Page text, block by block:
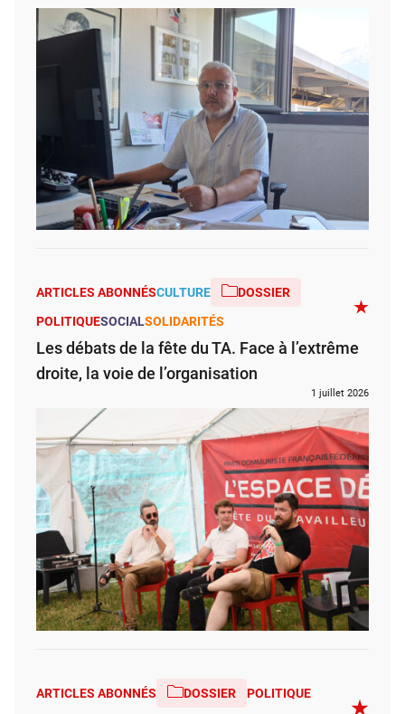
ARTICLES ABONNÉSCULTURE
DOSSIER
POLITIQUESOCIALSOLIDARITÉS
Les débats de la fête du TA. Face à l’extrême
droite, la voie de l’organisation
1 juillet 2026
ARTICLES ABONNÉS DOSSIER POLITIQUE